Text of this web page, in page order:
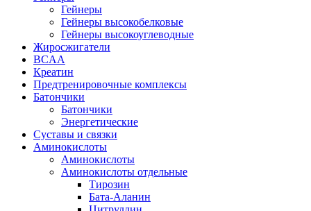
Гейнеры
Гейнеры высокобелковые
Гейнеры высокоуглеводные
Жиросжигатели
BCAA
Креатин
Предтренировочные комплексы
Батончики
Батончики
Энергетические
Суставы и связки
Аминокислоты
Аминокислоты
Аминокислоты отдельные
Тирозин
Бата-Аланин